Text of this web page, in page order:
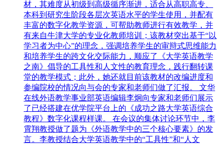
材，其难度从初级到高级循序渐进，适合从高职高专、
本科到研究生阶段各层次英语水平的学生使用，并配有
丰富的数字化教学资源，可帮助教师进行有效教学，并
有来自牛津大学的专业化教师培训；该教材突出基于“以
学习者为中心”的理念，强调培养学生的审辩式思维能力
和培养学生的跨文化交际能力，顺应了《大学英语教学
之南》倡导的工具性和人文性的教育理念，践行翻转课
堂的教学模式；此外，她还就目前该教材的改编进度和
参编院校的情况向与会的专家和老师们做了汇报。 文华
在线外语教学事业部英语编辑李炯向专家和老师们展示
了已经搭建在优学院平台上的《成功之路大学英语综合
教程》数字化课程样课。 在会议的集体讨论环节中，李
霄翔教授做了题为《外语教学中的三个核心要素》的发
言。李教授结合大学英语教学中的“工具性”和“人文